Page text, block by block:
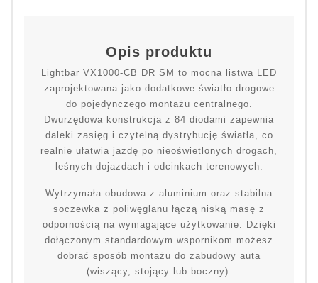
Opis produktu
Lightbar VX1000-CB DR SM to mocna listwa LED
zaprojektowana jako dodatkowe światło drogowe
do pojedynczego montażu centralnego.
Dwurzędowa konstrukcja z 84 diodami zapewnia
daleki zasięg i czytelną dystrybucję światła, co
realnie ułatwia jazdę po nieoświetlonych drogach,
leśnych dojazdach i odcinkach terenowych.
Wytrzymała obudowa z aluminium oraz stabilna
soczewka z poliwęglanu łączą niską masę z
odpornością na wymagające użytkowanie. Dzięki
dołączonym standardowym wspornikom możesz
dobrać sposób montażu do zabudowy auta
(wiszący, stojący lub boczny).